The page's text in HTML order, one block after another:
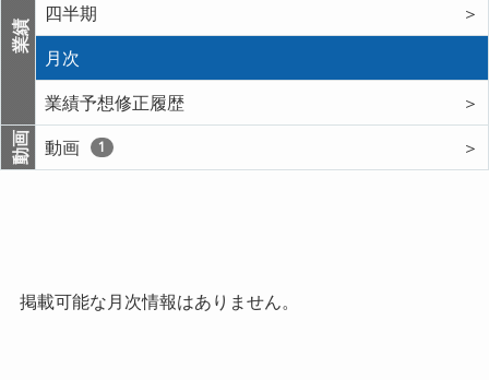
業績
四半期
＞
月次
業績予想修正履歴
＞
動画 動画 1 ＞
掲載可能な月次情報はありません。